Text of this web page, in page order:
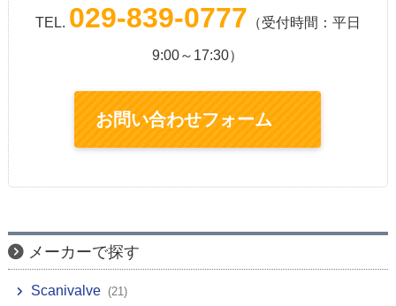
メーカーで探す
Scanivalve (21)
TEL. 029-839-0777 （受付時間：平日
9:00～17:30）
お問い合わせフォーム